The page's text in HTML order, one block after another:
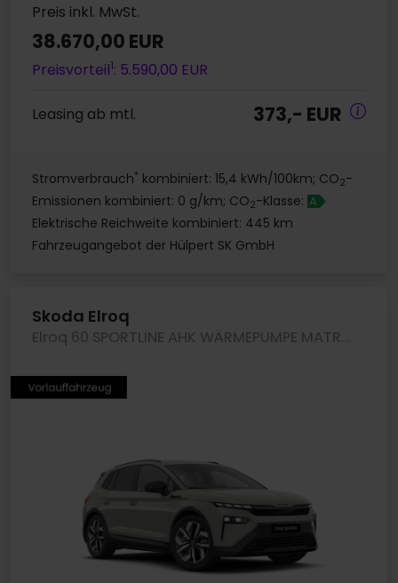
Preis inkl. MwSt.
38.670,00 EUR
Preisvorteil1: 5.590,00 EUR
Leasing ab mtl. 373,- EUR
Stromverbrauch* kombiniert: 15,4 kWh/100km; CO2-
Emissionen kombiniert: 0 g/km; CO2-Klasse: A
Elektrische Reichweite kombiniert: 445 km
Fahrzeugangebot der Hülpert SK GmbH
Skoda Elroq
Elroq 60 SPORTLINE AHK WÄRMEPUMPE MATRIXLED LM20